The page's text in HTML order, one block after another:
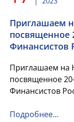
Приглашаем
посвященное
Финансистов
Приглашаем на
посвященное
Финансистов
Подробнее…